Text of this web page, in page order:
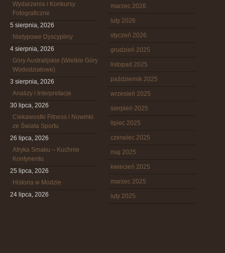
Wydarzenia i Konkursy
Fotograficzne
5 sierpnia, 2026
Nietypowe Dyscypliny
4 sierpnia, 2026
Góry Australijskie (Wielkie Góry
Wododziałowe)
3 sierpnia, 2026
Analizy i Interpretacje
30 lipca, 2026
Ciekawostki Fitness i Nowinki
ze Świata Sportu
26 lipca, 2026
Afryka Smaku – Kuchnie
Kontynentu
25 lipca, 2026
Historia w Modzie
24 lipca, 2026
marzec 2026
luty 2026
styczeń 2026
grudzień 2025
listopad 2025
październik 2025
wrzesień 2025
sierpień 2025
lipiec 2025
czerwiec 2025
maj 2025
kwiecień 2025
marzec 2025
luty 2025